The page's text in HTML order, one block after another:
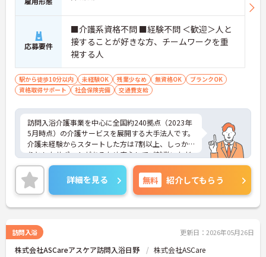
応募要件
■介護系資格不問 ■経験不問 ＜歓迎＞人と
接することが好きな方、チームワークを重
視する人
駅から徒歩10分以内 未経験OK 残業少なめ 無資格OK
ブランクOK
資格取得サポート
社会保険完備 交通費支給
訪問入浴介護事業を中心に全国約240拠点（2023年
5月時点）の介護サービスを展開する大手法人です。
介護未経験からスタートした方は7割以上、しっか
りとしたサポートがあるため安心してご就業いただ
けます。お風呂に入れなくて困っている方に、手を
差し伸べてあげられるとてもやりがいのあるお仕事
です。ご興味ある方には、面接対策ポイントなど、
さらに詳細をお話しいたしますのでお気軽にご相談
ください！
詳細を見る 無料 紹介してもらう
訪問入浴 更新日：2026年05月26日
株式会社ASCareアスケア訪問入浴日野 株式会社ASCare